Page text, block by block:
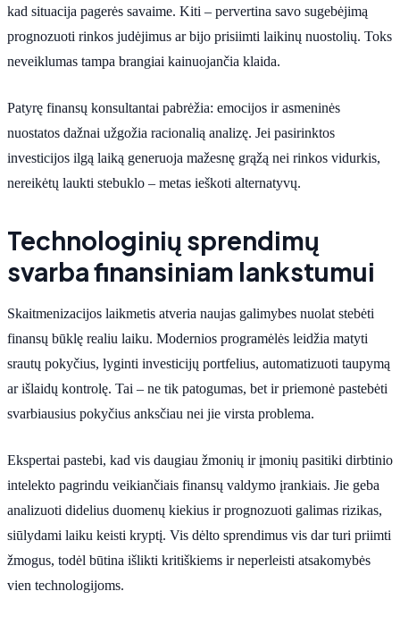
kad situacija pagerės savaime. Kiti – pervertina savo sugebėjimą
prognozuoti rinkos judėjimus ar bijo prisiimti laikinų nuostolių. Toks
neveiklumas tampa brangiai kainuojančia klaida.
Patyrę finansų konsultantai pabrėžia: emocijos ir asmeninės
nuostatos dažnai užgožia racionalią analizę. Jei pasirinktos
investicijos ilgą laiką generuoja mažesnę grąžą nei rinkos vidurkis,
nereikėtų laukti stebuklo – metas ieškoti alternatyvų.
Technologinių sprendimų
svarba finansiniam lankstumui
Skaitmenizacijos laikmetis atveria naujas galimybes nuolat stebėti
finansų būklę realiu laiku. Modernios programėlės leidžia matyti
srautų pokyčius, lyginti investicijų portfelius, automatizuoti taupymą
ar išlaidų kontrolę. Tai – ne tik patogumas, bet ir priemonė pastebėti
svarbiausius pokyčius anksčiau nei jie virsta problema.
Ekspertai pastebi, kad vis daugiau žmonių ir įmonių pasitiki dirbtinio
intelekto pagrindu veikiančiais finansų valdymo įrankiais. Jie geba
analizuoti didelius duomenų kiekius ir prognozuoti galimas rizikas,
siūlydami laiku keisti kryptį. Vis dėlto sprendimus vis dar turi priimti
žmogus, todėl būtina išlikti kritiškiems ir neperleisti atsakomybės
vien technologijoms.